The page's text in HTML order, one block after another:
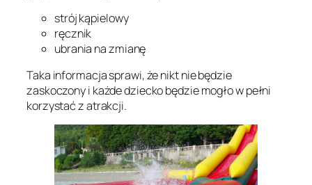
strój kąpielowy
ręcznik
ubrania na zmianę
Taka informacja sprawi, że nikt nie będzie
zaskoczony i każde dziecko będzie mogło w pełni
korzystać z atrakcji.